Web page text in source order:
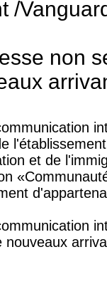
/
non
et de
nouveaux